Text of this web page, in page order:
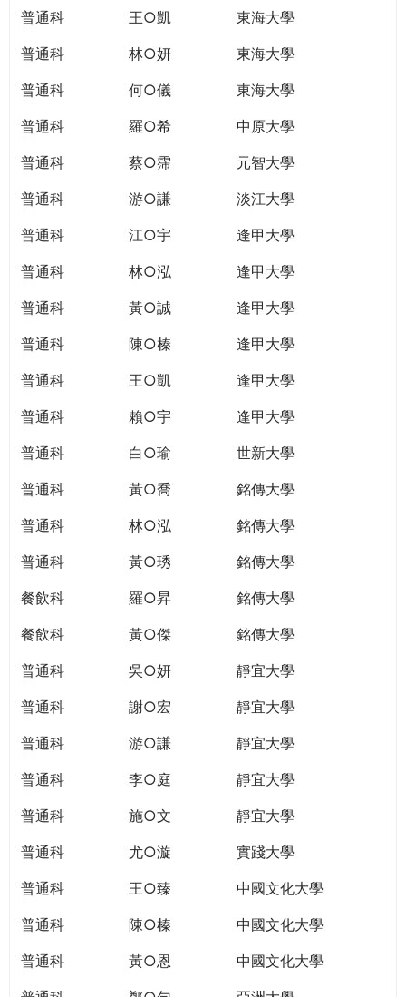
普通科
王○凱
東海大學
普通科
林○妍
東海大學
普通科
何○儀
東海大學
普通科
羅○希
中原大學
普通科
蔡○霈
元智大學
普通科
游○謙
淡江大學
普通科
江○宇
逢甲大學
普通科
林○泓
逢甲大學
普通科
黃○誠
逢甲大學
普通科
陳○榛
逢甲大學
普通科
王○凱
逢甲大學
普通科
賴○宇
逢甲大學
普通科
白○瑜
世新大學
普通科
黃○喬
銘傳大學
普通科
林○泓
銘傳大學
普通科
黃○琇
銘傳大學
餐飲科
羅○昇
銘傳大學
餐飲科
黃○傑
銘傳大學
普通科
吳○妍
靜宜大學
普通科
謝○宏
靜宜大學
普通科
游○謙
靜宜大學
普通科
李○庭
靜宜大學
普通科
施○文
靜宜大學
普通科
尤○漩
實踐大學
普通科
王○臻
中國文化大學
普通科
陳○榛
中國文化大學
普通科
黃○恩
中國文化大學